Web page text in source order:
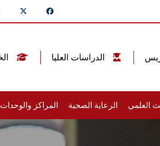
العلمي الرعاية الصحية المراكز والوحدات